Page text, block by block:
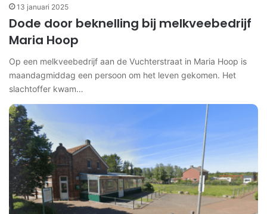
13 januari 2025
Dode door beknelling bij melkveebedrijf
Maria Hoop
Op een melkveebedrijf aan de Vuchterstraat in Maria Hoop is
maandagmiddag een persoon om het leven gekomen. Het
slachtoffer kwam…